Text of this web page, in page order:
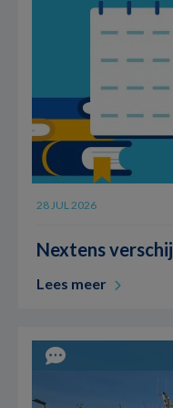
28 JUL 2026
Nextens
Lees meer